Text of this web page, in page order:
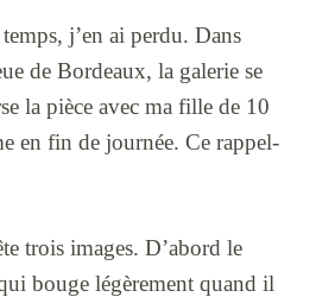
j’en ai perdu. Dans
de Bordeaux, la galerie se
la pièce avec ma fille de 10
en fin de journée. Ce rappel-
trois images. D’abord le
bouge légèrement quand il